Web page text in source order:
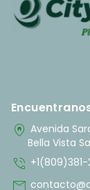
home_pin Avenida
Bella Vista
phone_in_talk +1(809)381-
mail